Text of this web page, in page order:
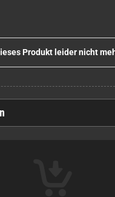
Produkt leider nicht